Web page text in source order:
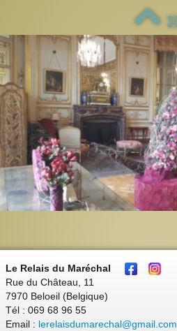
Le Relais du Maréchal
Rue du Château, 11
7970 Beloeil (Belgique)
Tél : 069 68 96 55
Email : lerelaisdumarechal@gmail.com